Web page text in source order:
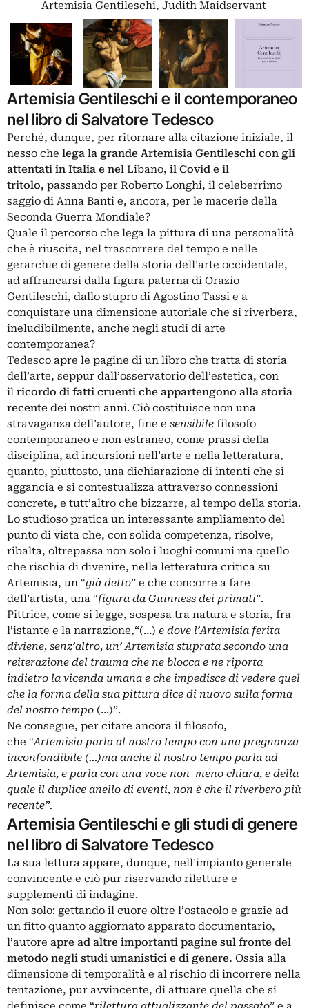
Artemisia Gentileschi, Judith Maidservant
Artemisia Gentileschi e il contemporaneo
nel libro di Salvatore Tedesco
Perché, dunque, per ritornare alla citazione iniziale, il
nesso che lega la grande Artemisia Gentileschi con gli
attentati in Italia e nel Libano, il Covid e il
tritolo, passando per Roberto Longhi, il celeberrimo
saggio di Anna Banti e, ancora, per le macerie della
Seconda Guerra Mondiale?
Quale il percorso che lega la pittura di una personalità
che è riuscita, nel trascorrere del tempo e nelle
gerarchie di genere della storia dell’arte occidentale,
ad affrancarsi dalla figura paterna di Orazio
Gentileschi, dallo stupro di Agostino Tassi e a
conquistare una dimensione autoriale che si riverbera,
ineludibilmente, anche negli studi di arte
contemporanea?
Tedesco apre le pagine di un libro che tratta di storia
dell’arte, seppur dall’osservatorio dell’estetica, con
il ricordo di fatti cruenti che appartengono alla storia
recente dei nostri anni. Ciò costituisce non una
stravaganza dell’autore, fine e sensibile filosofo
contemporaneo e non estraneo, come prassi della
disciplina, ad incursioni nell’arte e nella letteratura,
quanto, piuttosto, una dichiarazione di intenti che si
aggancia e si contestualizza attraverso connessioni
concrete, e tutt’altro che bizzarre, al tempo della storia.
Lo studioso pratica un interessante ampliamento del
punto di vista che, con solida competenza, risolve,
ribalta, oltrepassa non solo i luoghi comuni ma quello
che rischia di divenire, nella letteratura critica su
Artemisia, un “già detto” e che concorre a fare
dell’artista, una “figura da Guinness dei primati”.
Pittrice, come si legge, sospesa tra natura e storia, fra
l’istante e la narrazione,“(…) e dove l’Artemisia ferita
diviene, senz’altro, un’ Artemisia stuprata secondo una
reiterazione del trauma che ne blocca e ne riporta
indietro la vicenda umana e che impedisce di vedere quel
che la forma della sua pittura dice di nuovo sulla forma
del nostro tempo (…)”.
Ne consegue, per citare ancora il filosofo,
che “Artemisia parla al nostro tempo con una pregnanza
inconfondibile (…)ma anche il nostro tempo parla ad
Artemisia, e parla con una voce non meno chiara, e della
quale il duplice anello di eventi, non è che il riverbero più
recente”.
Artemisia Gentileschi e gli studi di genere
nel libro di Salvatore Tedesco
La sua lettura appare, dunque, nell’impianto generale
convincente e ciò pur riservando riletture e
supplementi di indagine.
Non solo: gettando il cuore oltre l’ostacolo e grazie ad
un fitto quanto aggiornato apparato documentario,
l’autore apre ad altre importanti pagine sul fronte del
metodo negli studi umanistici e di genere. Ossia alla
dimensione di temporalità e al rischio di incorrere nella
tentazione, pur avvincente, di attuare quella che si